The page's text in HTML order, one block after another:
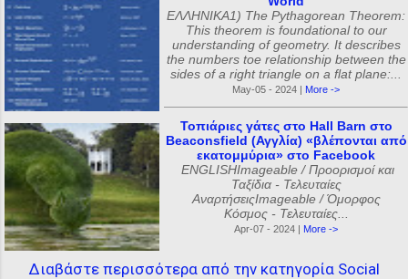
ΕΛΛΗΝΙΚΑ1) The Pythagorean Theorem:
This theorem is foundational to our
understanding of geometry. It describes
the numbers toe relationship between the
sides of a right triangle on a flat plane:...
May-05 - 2024 | More ->
Τοπιάριες γάτες στο Hall Barn στο
Beaconsfield (Αγγλία) «βλέπονται από
εκατομμύρια» στο Facebook
ENGLISHImageable / Προορισμοί και
Ταξίδια - Τελευταίες
ΑναρτήσειςImageable / Όμορφος
Κόσμος - Τελευταίες...
Apr-07 - 2024 | More ->
Διαβάστε περισσότερα από την κατηγορία Social